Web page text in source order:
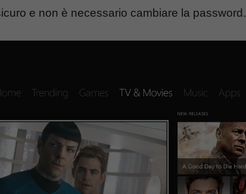
e non è necessario cambiare la password.